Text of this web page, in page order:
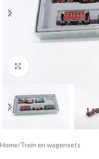
Home/Trein en wagensets